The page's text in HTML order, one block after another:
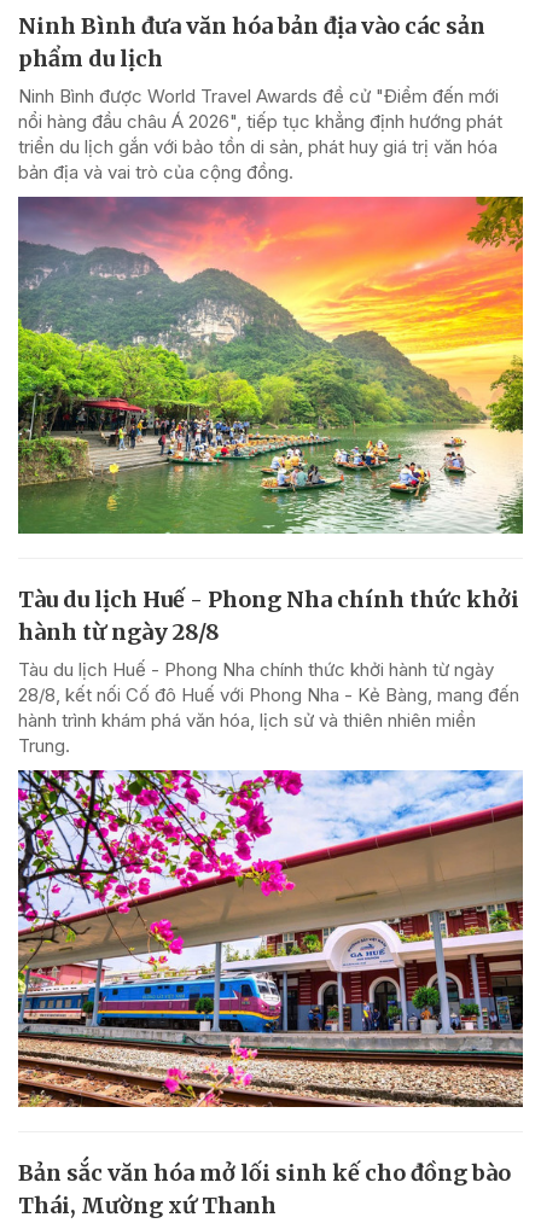
Ninh Bình đưa văn hóa bản địa vào các sản
phẩm du lịch
Ninh Bình được World Travel Awards đề cử "Điểm đến mới
nổi hàng đầu châu Á 2026", tiếp tục khẳng định hướng phát
triển du lịch gắn với bảo tồn di sản, phát huy giá trị văn hóa
bản địa và vai trò của cộng đồng.
Tàu du lịch Huế - Phong Nha chính thức khởi
hành từ ngày 28/8
Tàu du lịch Huế - Phong Nha chính thức khởi hành từ ngày
28/8, kết nối Cố đô Huế với Phong Nha - Kẻ Bàng, mang đến
hành trình khám phá văn hóa, lịch sử và thiên nhiên miền
Trung.
Bản sắc văn hóa mở lối sinh kế cho đồng bào
Thái, Mường xứ Thanh